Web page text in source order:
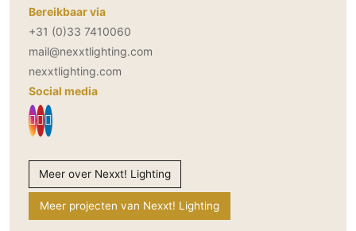
Bereikbaar via
+31 (0)33 7410060
mail@nexxtlighting.com
nexxtlighting.com
Social media
Meer over Nexxt! Lighting
Meer projecten van Nexxt! Lighting